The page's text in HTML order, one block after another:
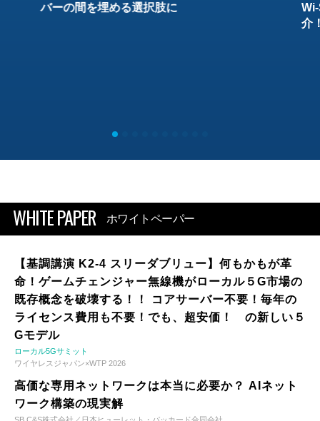
バーの間を埋める選択肢に
介
WHITE PAPER ホワイトペーパー
【基調講演 K2-4 スリーダブリュー】何もかもが革
命！ゲームチェンジャー無線機がローカル５G市場の
既存概念を破壊する！！ コアサーバー不要！毎年の
ライセンス費用も不要！でも、超安価！ の新しい５
Gモデル
ローカル5Gサミット
ワイヤレスジャパン×WTP 2026
高価な専用ネットワークは本当に必要か？ AIネット
ワーク構築の現実解